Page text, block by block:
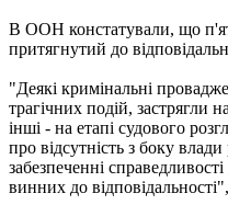
В ООН констатували, що
притягнутий до
"Деякі кримінальні
трагічних подій, застрягли
інші - на етапі судового
про відсутність з боку влади
забезпеченні
винних до